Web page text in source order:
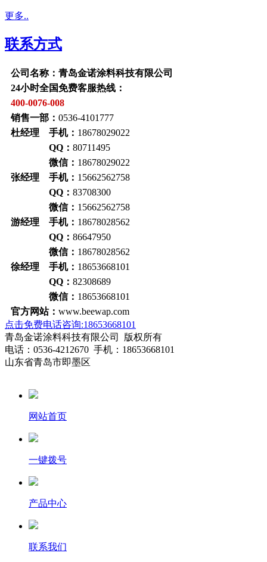
更多..
联系方式
公司名称：青岛金诺涂料科技有限公司
24小时全国免费客服热线：
400-0076-008
销售一部： 0536-4101777
杜经理 手机： 18678029022
QQ： 80711495
微信： 18678029022
张经理 手机： 15662562758
QQ： 83708300
微信： 15662562758
游经理 手机： 18678028562
QQ： 86647950
微信： 18678028562
徐经理 手机： 18653668101
QQ： 82308689
微信： 18653668101
官方网站： www.beewap.com
点击免费电话咨询:18653668101
青岛金诺涂料科技有限公司 版权所有
电话：0536-4212670 手机：18653668101
山东省青岛市即墨区
网站首页
一键拨号
产品中心
联系我们